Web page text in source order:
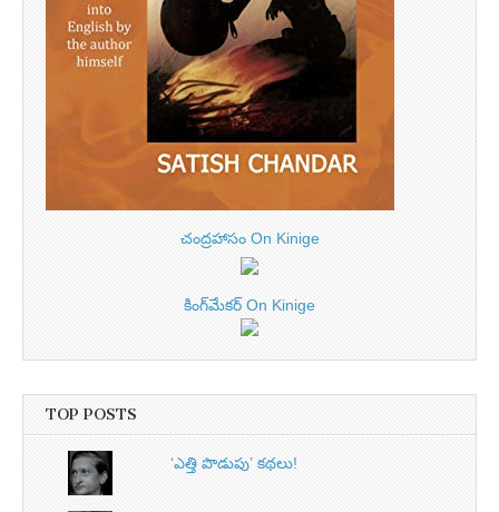
చంద్రహాసం On Kinige
కింగ్‌మేకర్ On Kinige
TOP POSTS
‘ఎత్తి పొడుపు’ కథలు!